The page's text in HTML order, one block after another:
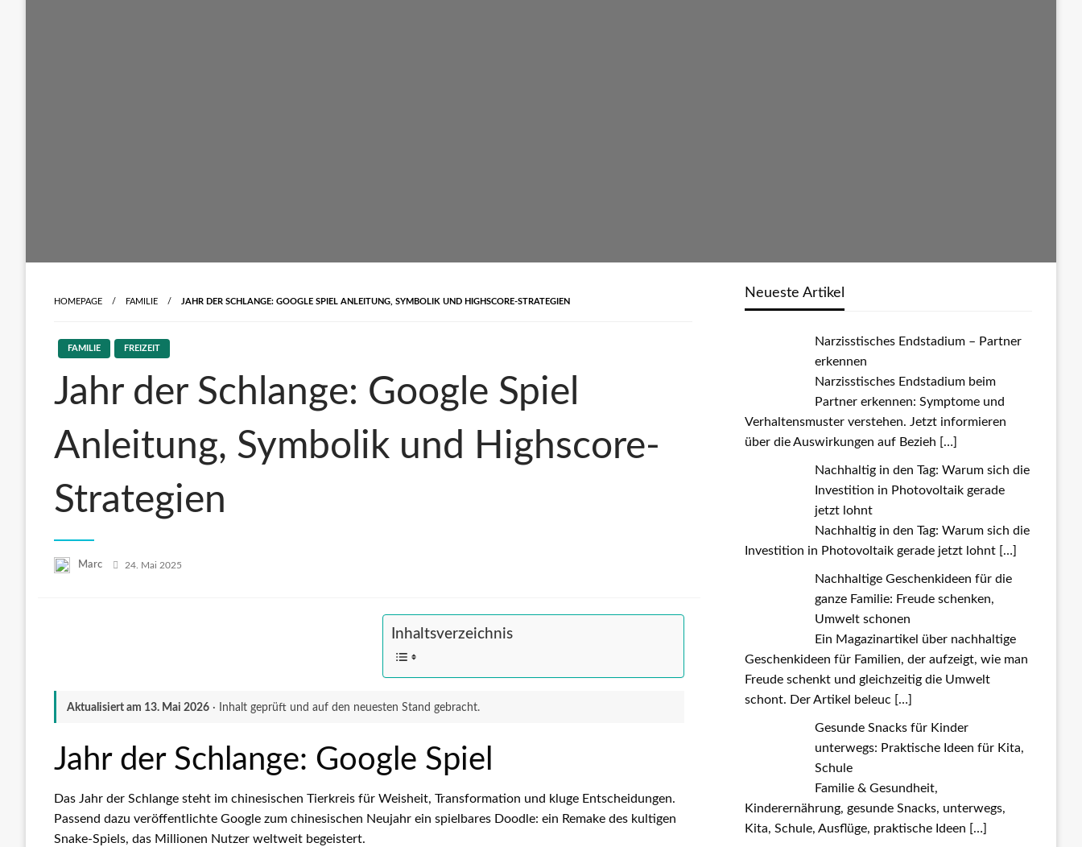
HOMEPAGE FAMILIE JAHR DER SCHLANGE: GOOGLE SPIEL ANLEITUNG, SYMBOLIK UND HIGHSCORE-STRATEGIEN
FAMILIE FREIZEIT
Jahr der Schlange: Google Spiel
Anleitung, Symbolik und Highscore-
Strategien
Marc
Posted
24. Mai 2025
Inhaltsverzeichnis
Aktualisiert am 13. Mai 2026· Inhalt geprüft und auf den neuesten Stand gebracht.
Jahr der Schlange: Google Spiel
Das Jahr der Schlange steht im chinesischen Tierkreis für Weisheit, Transformation und kluge Entscheidungen.
Passend dazu veröffentlichte Google zum chinesischen Neujahr ein spielbares Doodle: ein Remake des kultigen
Snake-Spiels, das Millionen Nutzer weltweit begeistert.
Neueste Artikel
Narzisstisches Endstadium – Partner
erkennen
Narzisstisches Endstadium beim
Partner erkennen: Symptome und
Verhaltensmuster verstehen. Jetzt informieren
über die Auswirkungen auf Bezieh […]
Nachhaltig in den Tag: Warum sich die
Investition in Photovoltaik gerade
jetzt lohnt
Nachhaltig in den Tag: Warum sich die
Investition in Photovoltaik gerade jetzt lohnt […]
Nachhaltige Geschenkideen für die
ganze Familie: Freude schenken,
Umwelt schonen
Ein Magazinartikel über nachhaltige
Geschenkideen für Familien, der aufzeigt, wie man
Freude schenkt und gleichzeitig die Umwelt
schont. Der Artikel beleuc […]
Gesunde Snacks für Kinder
unterwegs: Praktische Ideen für Kita,
Schule
Familie & Gesundheit,
Kinderernährung, gesunde Snacks, unterwegs,
Kita, Schule, Ausflüge, praktische Ideen […]